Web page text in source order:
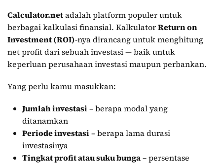
Calculator.netadalah platform populer untuk
berbagai kalkulasi finansial. KalkulatorReturn on
Investment (ROI)-nya dirancang untuk menghitung
net profit dari sebuah investasi — baik untuk
keperluan perusahaan investasi maupun perbankan.
Yang perlu kamu masukkan:
Jumlah investasi – berapa modal yang
ditanamkan
Periode investasi – berapa lama durasi
investasinya
Tingkat profit atau suku bunga– persentase